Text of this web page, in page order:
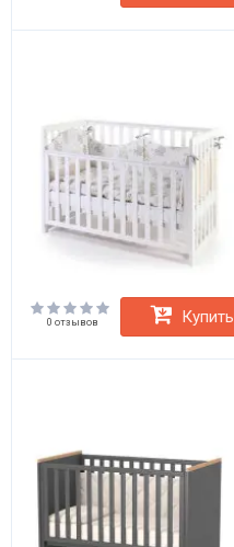
0 отзывов Купить